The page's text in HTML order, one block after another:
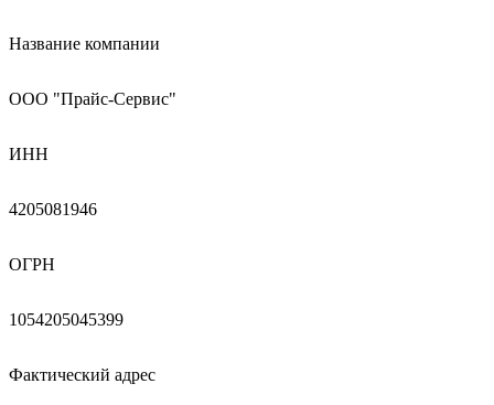
Название компании
ООО "Прайс-Сервис"
ИНН
4205081946
ОГРН
1054205045399
Фактический адрес